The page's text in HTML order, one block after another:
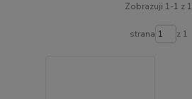
Zobrazuji 1-1 z 1
strana z 1